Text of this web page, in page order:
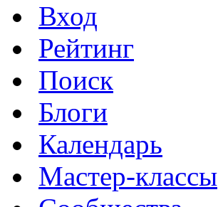
Вход
Рейтинг
Поиск
Блоги
Календарь
Мастер-классы